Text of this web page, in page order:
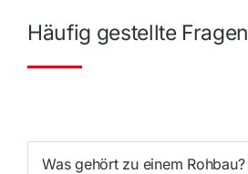
Häufig gestellte Fragen
Was gehört zu einem Rohbau?